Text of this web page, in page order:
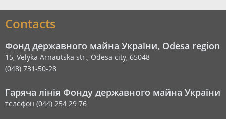
Contacts
Фонд державного майна України, Odesa region
15, Velyka Arnautska str., Odesa city, 65048
(048) 731-50-28
Гаряча лінія Фонду державного майна України
телефон (044) 254 29 76